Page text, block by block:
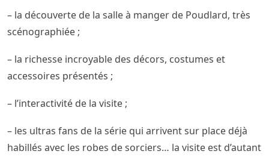
– la découverte de la salle à manger de Poudlard, très
scénographiée ;
– la richesse incroyable des décors, costumes et
accessoires présentés ;
– l’interactivité de la visite ;
– les ultras fans de la série qui arrivent sur place déjà
habillés avec les robes de sorciers… la visite est d’autant